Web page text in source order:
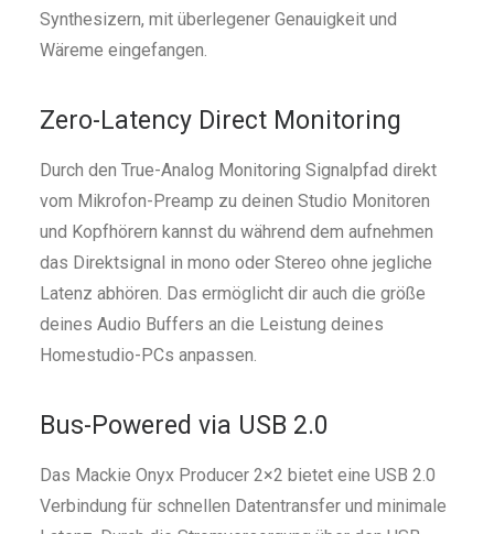
Synthesizern, mit überlegener Genauigkeit und
Wäreme eingefangen.
Zero-Latency Direct Monitoring
Durch den True-Analog Monitoring Signalpfad direkt
vom Mikrofon-Preamp zu deinen Studio Monitoren
und Kopfhörern kannst du während dem aufnehmen
das Direktsignal in mono oder Stereo ohne jegliche
Latenz abhören. Das ermöglicht dir auch die größe
deines Audio Buffers an die Leistung deines
Homestudio-PCs anpassen.
Bus-Powered via USB 2.0
Das Mackie Onyx Producer 2×2 bietet eine USB 2.0
Verbindung für schnellen Datentransfer und minimale